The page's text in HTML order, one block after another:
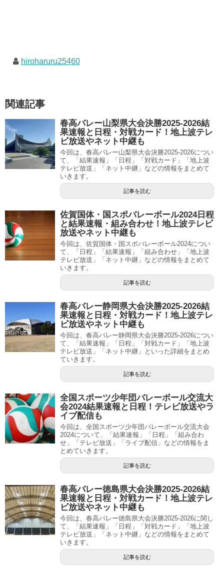
hiroharuru25460
関連記事
春高バレー山梨県大会決勝2025-2026結
果速報と日程・対戦カード！地上波テレ
ビ放送やネット中継も
今回は、春高バレー山梨県大会決勝2025-2026につい
て、「結果速報」「日程」「対戦カード」「地上波
テレビ放送」「ネット中継」などの情報をまとめて
いきます。
記事を読む
佐賀国体・国スポバレーボール2024日程
と結果速報・組み合わせ！地上波テレビ
放送やネット中継も
今回は、佐賀国体・国スポバレーボール2024につい
て、「日程」「結果速報」「組み合わせ」「地上波
テレビ放送」「ネット中継」などの情報をまとめて
いきます。
記事を読む
春高バレー静岡県大会決勝2025-2026結
果速報と日程・対戦カード！地上波テレ
ビ放送やネット中継も
今回は、春高バレー静岡県大会決勝2025-2026につい
て、「結果速報」「日程」「対戦カード」「地上波
テレビ放送」「ネット中継」といった詳細をまとめ
ていきます。
記事を読む
全国スポーツ少年団バレーボール交流大
会2024結果速報と日程！テレビ放送やラ
イブ配信も
今回は、全国スポーツ少年団バレーボール交流大会
2024について、「結果速報」「日程」「組み合わ
せ」「テレビ放送」「ライブ配信」などの情報をま
とめていきます。
記事を読む
春高バレー徳島県大会決勝2025-2026結
果速報と日程・対戦カード！地上波テレ
ビ放送やネット中継も
今回は、春高バレー徳島県大会決勝2025-2026に関し
て、「結果速報」「日程」「対戦カード」「地上波
テレビ放送」「ネット中継」などの情報をまとめて
いきます。
記事を読む